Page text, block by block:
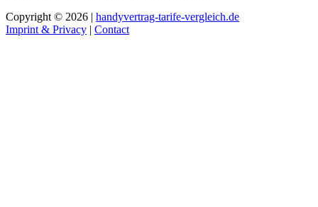
Copyright © 2026 | handyvertrag-tarife-vergleich.de
Imprint & Privacy | Contact